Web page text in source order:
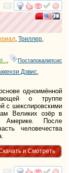
смотреть
, Триллер,
Постапокалипсис
Дэвис,
одноимённой
о труппе
с шекспировскими
Великих озёр в
Америке. После
человечества
и Смотреть